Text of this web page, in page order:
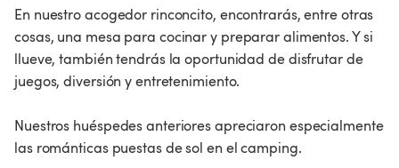
En nuestro acogedor rinconcito, encontrarás, entre otras
cosas, una mesa para cocinar y preparar alimentos. Y si
llueve, también tendrás la oportunidad de disfrutar de
juegos, diversión y entretenimiento.
Nuestros huéspedes anteriores apreciaron especialmente
las románticas puestas de sol en el camping.